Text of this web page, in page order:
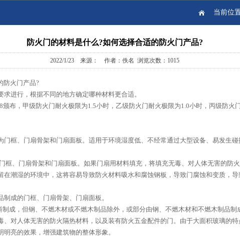
当前位
防火门的材料是什么?如何选择合适的防火门产品?
2022/1/23 来源： 作者：佚名 浏览次数：1015
火门产品?
求进行，根据不同的地方确定哪种材料更合适。
，甲级防火门耐火极限为1.5小时，乙级防火门耐火极限为1.0小时，丙级防火
、门扇骨架和门扇面板。适用于环境湿度低、不经常通过大型设备、易发生碰
、门扇骨架和门扇面板。如果门扇用材料填充，将填充无毒、对人体无害的防火
潮湿的环境中，这将容易导致防火材料吸水和腐蚀钢板，导致门腐蚀和变质，导
成的门框、门扇骨架、门扇面板。
，但钢、不燃木材或不燃木制品除外，或部分由钢、不燃木材和不燃木制品制
对人体无害的防火隔热材料，以及装有防火五金配件的门。由于大面积玻璃的
亮的效果，增强建筑物的整体形象。